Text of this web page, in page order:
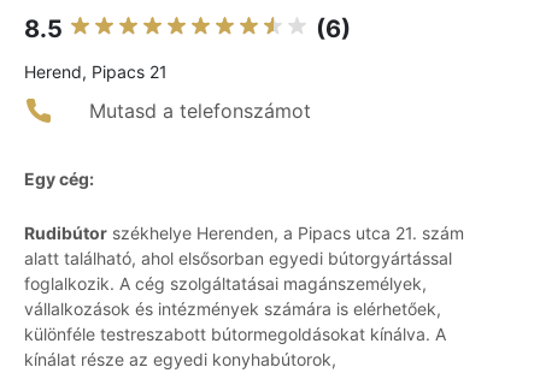
8.5 (6)
Herend, Pipacs 21
Mutasd a telefonszámot
Egy cég:
Rudibútor székhelye Herenden, a Pipacs utca 21. szám
alatt található, ahol elsősorban egyedi bútorgyártással
foglalkozik. A cég szolgáltatásai magánszemélyek,
vállalkozások és intézmények számára is elérhetőek,
különféle testreszabott bútormegoldásokat kínálva. A
kínálat része az egyedi konyhabútorok,